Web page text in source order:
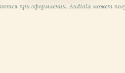
при оформлении. Audiala может